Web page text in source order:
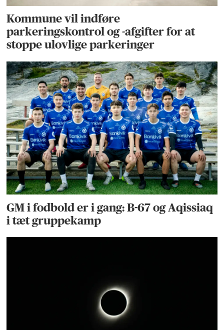
Kommune vil indføre
parkeringskontrol og -afgifter for at
stoppe ulovlige parkeringer
GM i fodbold er i gang: B-67 og Aqissiaq
i tæt gruppekamp